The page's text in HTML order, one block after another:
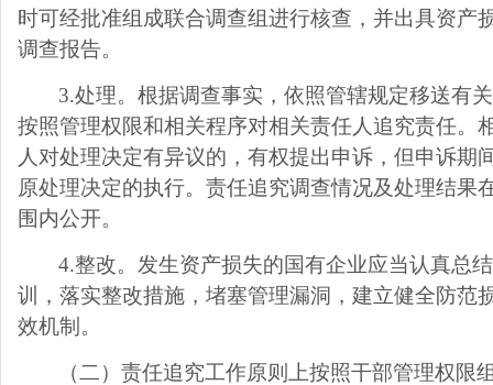
时可经批准组成联合调查组进行核查，并出具资产
调查报告。
3.处理。根据调查事实，依照管辖规定移送有
按照管理权限和相关程序对相关责任人追究责任。
人对处理决定有异议的，有权提出申诉，但申诉期
原处理决定的执行。责任追究调查情况及处理结果
围内公开。
4.整改。发生资产损失的国有企业应当认真总
训，落实整改措施，堵塞管理漏洞，建立健全防范
效机制。
（二）责任追究工作原则上按照干部管理权限